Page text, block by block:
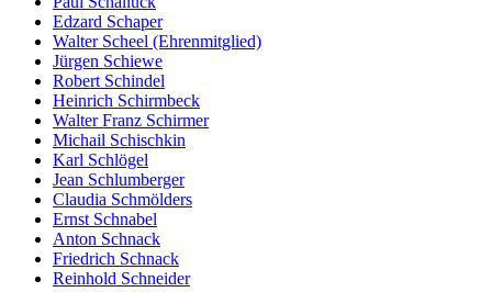
Edzard Schaper
Walter Scheel (Ehrenmitglied)
Jürgen Schiewe
Robert Schindel
Heinrich Schirmbeck
Walter Franz Schirmer
Michail Schischkin
Karl Schlögel
Jean Schlumberger
Claudia Schmölders
Ernst Schnabel
Anton Schnack
Friedrich Schnack
Reinhold Schneider